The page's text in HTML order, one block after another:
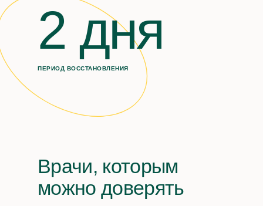
2 дня
ПЕРИОД ВОССТАНОВЛЕНИЯ
Врачи, которым
можно доверять